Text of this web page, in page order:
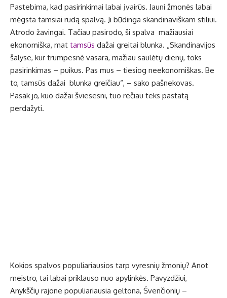
Pastebima, kad pasirinkimai labai įvairūs. Jauni žmonės labai
mėgsta tamsiai rudą spalvą. Ji būdinga skandinaviškam stiliui.
Atrodo žavingai. Tačiau pasirodo, ši spalva mažiausiai
ekonomiška, mat tamsūs dažai greitai blunka. „Skandinavijos
šalyse, kur trumpesnė vasara, mažiau saulėtų dienų, toks
pasirinkimas – puikus. Pas mus – tiesiog neekonomiškas. Be
to, tamsūs dažai blunka greičiau“, – sako pašnekovas.
Pasak jo, kuo dažai šviesesni, tuo rečiau teks pastatą
perdažyti.
Kokios spalvos populiariausios tarp vyresnių žmonių? Anot
meistro, tai labai priklauso nuo apylinkės. Pavyzdžiui,
Anykščių rajone populiariausia geltona, Švenčionių –